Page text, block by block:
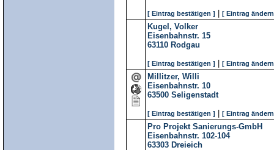
[ Eintrag bestätigen ] [ Eintrag
Kugel, Volker
Eisenbahnstr. 15
63110 Rodgau
[ Eintrag bestätigen ] [ Eintrag
Millitzer, Willi
Eisenbahnstr. 10
63500 Seligenstadt
[ Eintrag bestätigen ] [ Eintrag
Pro Projekt Sanierungs-GmbH
Eisenbahnstr. 102-104
63303 Dreieich